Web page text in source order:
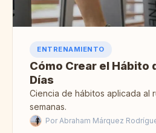
ENTRENAMIENTO
Cómo Crear el Hábito
Días
Ciencia de hábitos aplicada al
semanas.
Por Abraham Márquez